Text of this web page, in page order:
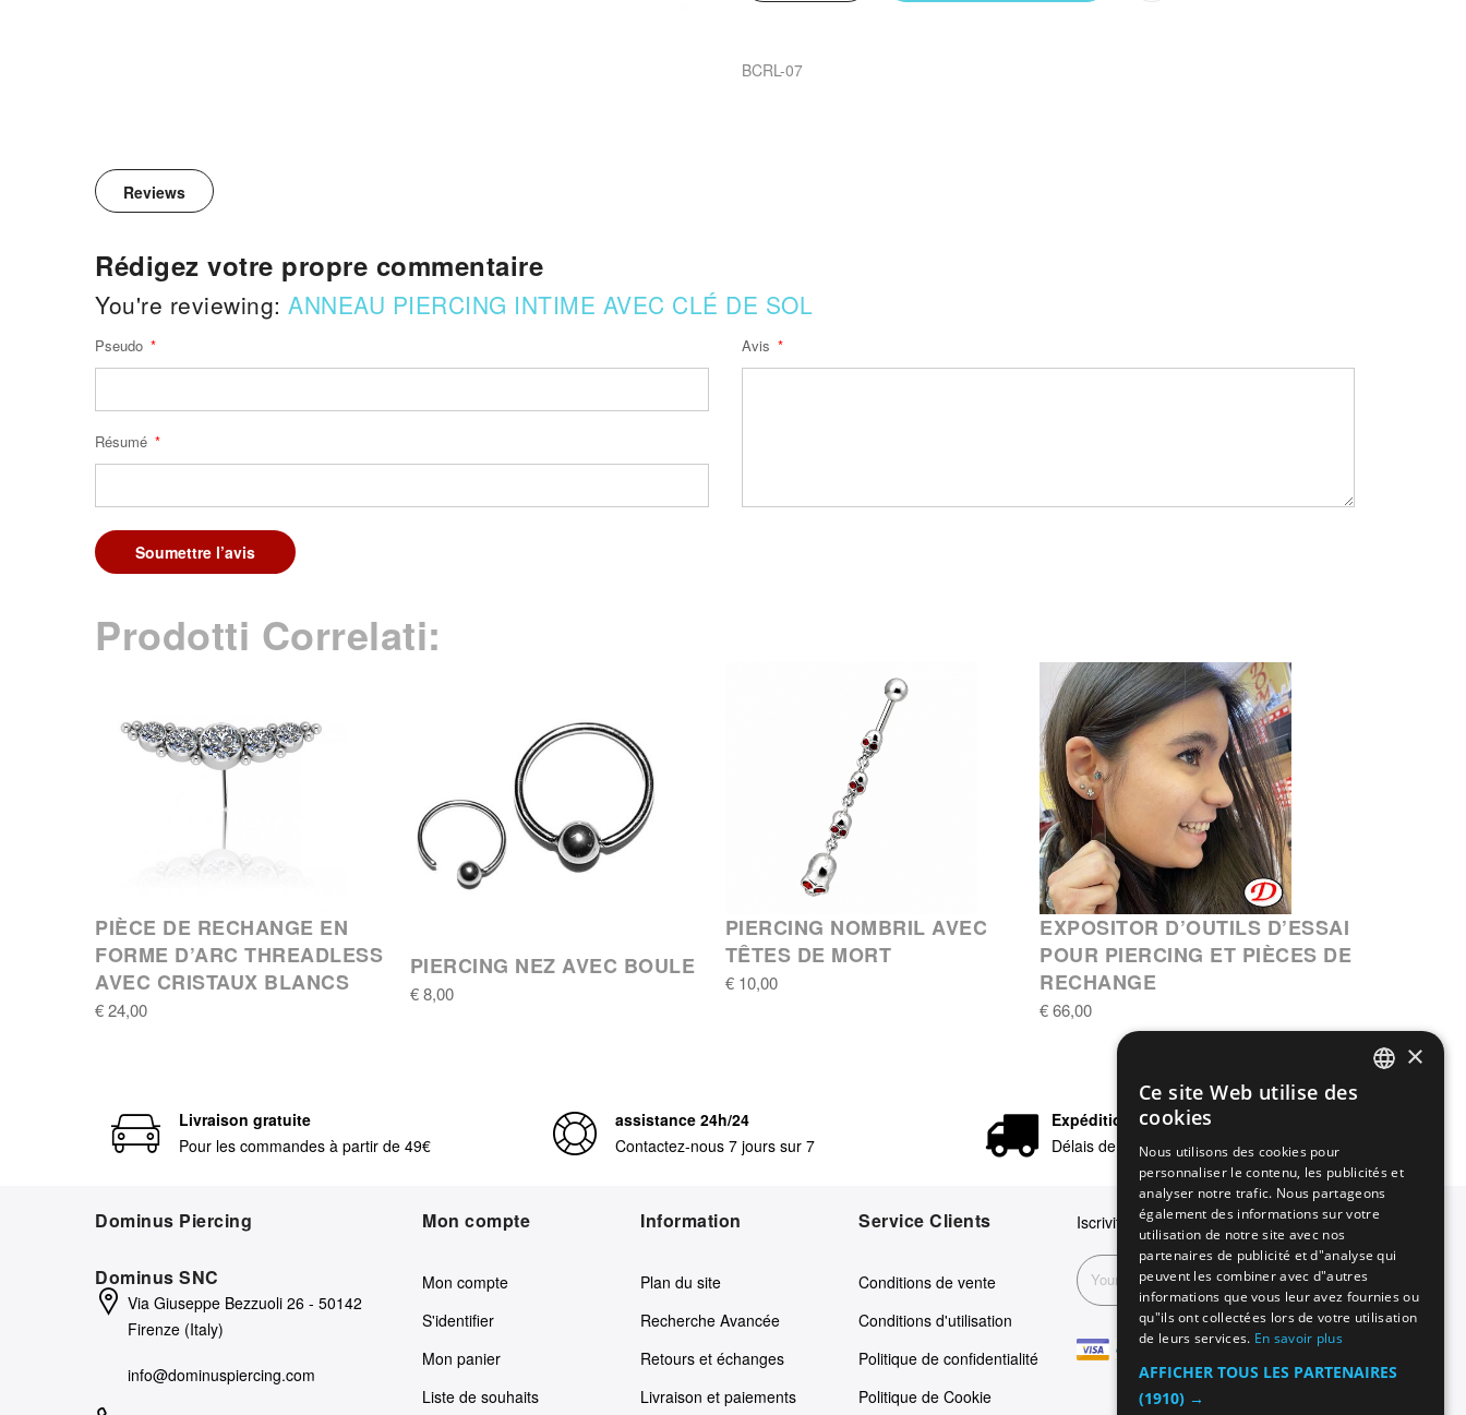
BCRL-07
Reviews
Rédigez votre propre commentaire
You're reviewing: ANNEAU PIERCING INTIME AVEC CLÉ DE SOL
Pseudo
Résumé
Avis
Soumettre l’avis
Prodotti Correlati:
PIÈCE DE RECHANGE EN
FORME D’ARC THREADLESS
AVEC CRISTAUX BLANCS
€ 24,00
PIERCING NEZ AVEC BOULE
€ 8,00
PIERCING NOMBRIL AVEC
TÊTES DE MORT
€ 10,00
EXPOSITOR D’OUTILS D’ESSAI
POUR PIERCING ET PIÈCES DE
RECHANGE
€ 66,00
Livraison gratuite
Pour les commandes à partir de 49€
assistance 24h/24
Contactez-nous 7 jours sur 7
Expédition rapide
Délais de livraison en 24/48 heures
Dominus Piercing
Dominus SNC
Via Giuseppe Bezzuoli 26 - 50142
Firenze (Italy)
info@dominuspiercing.com
Mon compte
Mon compte
S'identifier
Mon panier
Liste de souhaits
Information
Plan du site
Recherche Avancée
Retours et échanges
Livraison et paiements
Service Clients
Conditions de vente
Conditions d'utilisation
Politique de confidentialité
Politique de Cookie
Iscriviti alla nostra newsletter
Inscription
ITALIAN
SPANISH
FRENCH
×
Ce site Web utilise des
cookies
Nous utilisons des cookies pour
personnaliser le contenu, les publicités et
analyser notre trafic. Nous partageons
également des informations sur votre
utilisation de notre site avec nos
partenaires de publicité et d"analyse qui
peuvent les combiner avec d"autres
informations que vous leur avez fournies ou
qu"ils ont collectées lors de votre utilisation
de leurs services. En savoir plus
AFFICHER TOUS LES PARTENAIRES
(1910) →